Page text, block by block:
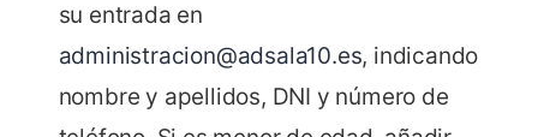
su entrada en
administracion@adsala10.es, indicando
nombre y apellidos, DNI y número de